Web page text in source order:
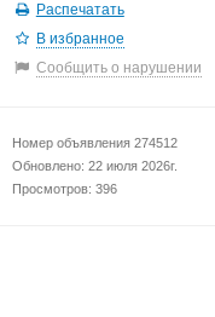
Распечатать
В избранное
Сообщить о нарушении
Номер объявления 274512
Обновлено: 22 июля 2026г.
Просмотров: 396